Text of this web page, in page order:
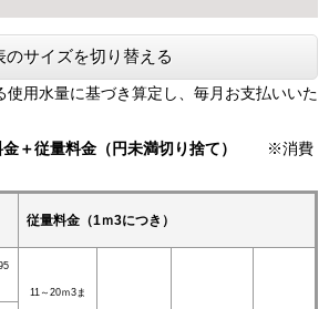
のサイズを切り替える
用水量に基づき算定し、毎月お支払いいた
＋従量料金（円未満切り捨て）
※消費
従量料金（1ｍ3につき）
11～20ｍ3ま